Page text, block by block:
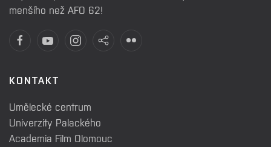
menšího než AFO 62!
KONTAKT
Umělecké centrum
Univerzity Palackého
Academia Film Olomouc